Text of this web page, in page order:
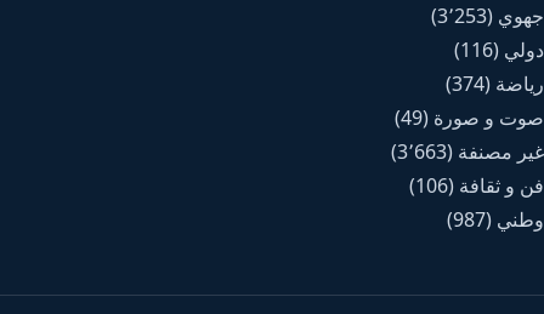
جهوي (3٬253)
دولي (116)
رياضة (374)
صوت و صورة (49)
غير مصنفة (3٬663)
فن و ثقافة (106)
وطني (987)